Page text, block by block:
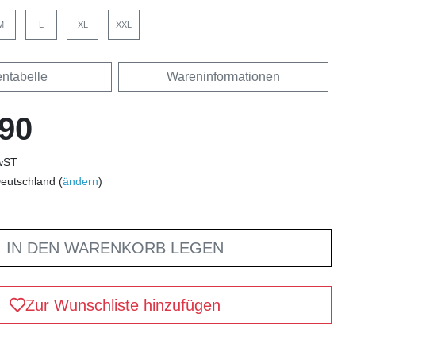
L XL XXL
Wareninformationen
(ändern)
IN DEN WARENKORB LEGEN
Zur Wunschliste hinzufügen